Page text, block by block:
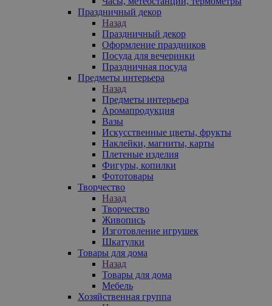
Праздничный декор
Назад
Праздничный декор
Оформление праздников
Посуда для вечеринки
Праздничная посуда
Предметы интерьера
Назад
Предметы интерьера
Аромапродукция
Вазы
Искусственные цветы, фрукты
Наклейки, магниты, карты
Плетеные изделия
Фигуры, копилки
Фототовары
Творчество
Назад
Творчество
Живопись
Изготовление игрушек
Шкатулки
Товары для дома
Назад
Товары для дома
Мебель
Хозяйственная группа